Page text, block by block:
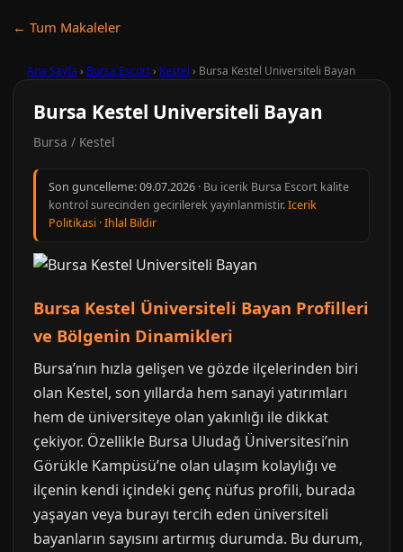
← Tum Makaleler
Ana Sayfa › Bursa Escort› Kestel › Bursa Kestel Universiteli Bayan
Bursa Kestel Universiteli Bayan
Bursa / Kestel
Son guncelleme:09.07.2026 · Bu icerik Bursa Escort kalite
kontrol surecinden gecirilerek yayinlanmistir.Icerik
Politikasi ·Ihlal Bildir
Bursa Kestel Üniversiteli Bayan Profilleri
ve Bölgenin Dinamikleri
Bursa’nın hızla gelişen ve gözde ilçelerinden biri
olan Kestel, son yıllarda hem sanayi yatırımları
hem de üniversiteye olan yakınlığı ile dikkat
çekiyor. Özellikle Bursa Uludağ Üniversitesi’nin
Görükle Kampüsü’ne olan ulaşım kolaylığı ve
ilçenin kendi içindeki genç nüfus profili, burada
yaşayan veya burayı tercih eden üniversiteli
bayanların sayısını artırmış durumda. Bu durum,